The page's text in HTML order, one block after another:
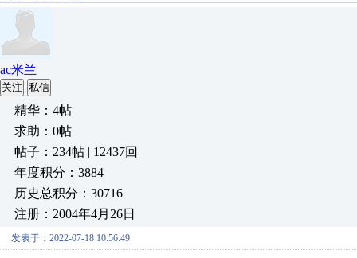
ac米兰
关注 私信
精华：4帖
求助：0帖
帖子：234帖 | 12437回
年度积分：3884
历史总积分：30716
注册：2004年4月26日
发表于：2022-07-18 10:56:49